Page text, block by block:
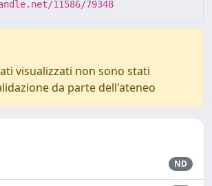
11586/79348
visualizzati non sono stati
da parte dell'ateneo
ND